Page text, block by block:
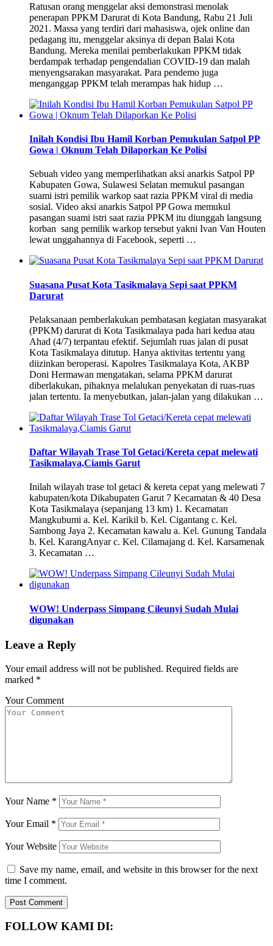
Ratusan orang menggelar aksi demonstrasi menolak
penerapan PPKM Darurat di Kota Bandung, Rabu 21 Juli
2021. Massa yang terdiri dari mahasiswa, ojek online dan
pedagang itu, menggelar aksinya di depan Balai Kota
Bandung. Mereka menilai pemberlakukan PPKM tidak
berdampak terhadap pengendalian COVID-19 dan malah
menyengsarakan masyarakat. Para pendemo juga
menganggap PPKM telah merampas hak hidup …
Inilah Kondisi Ibu Hamil Korban Pemukulan Satpol PP
Gowa | Oknum Telah Dilaporkan Ke Polisi
Sebuah video yang memperlihatkan aksi anarkis Satpol PP
Kabupaten Gowa, Sulawesi Selatan memukul pasangan
suami istri pemilik warkop saat razia PPKM viral di media
sosial. Video aksi anarkis Satpol PP Gowa memukul
pasangan suami istri saat razia PPKM itu diunggah langsung
korban sang pemilik warkop tersebut yakni Ivan Van Houten
lewat unggahannya di Facebook, seperti …
Suasana Pusat Kota Tasikmalaya Sepi saat PPKM
Darurat
Pelaksanaan pemberlakukan pembatasan kegiatan masyarakat
(PPKM) darurat di Kota Tasikmalaya pada hari kedua atau
Ahad (4/7) terpantau efektif. Sejumlah ruas jalan di pusat
Kota Tasikmalaya ditutup. Hanya aktivitas tertentu yang
diizinkan beroperasi. Kapolres Tasikmalaya Kota, AKBP
Doni Hermawan mengatakan, selama PPKM darurat
diberlakukan, pihaknya melalukan penyekatan di ruas-ruas
jalan tertentu. Ia menyebutkan, jalan-jalan yang dilakukan …
Daftar Wilayah Trase Tol Getaci/Kereta cepat melewati
Tasikmalaya,Ciamis Garut
Inilah wilayah trase tol getaci & kereta cepat yang melewati 7
kabupaten/kota Dikabupaten Garut 7 Kecamatan & 40 Desa
Kota Tasikmalaya (sepanjang 13 km) 1. Kecamatan
Mangkubumi a. Kel. Karikil b. Kel. Cigantang c. Kel.
Sambong Jaya 2. Kecamatan kawalu a. Kel. Gunung Tandala
b. Kel. KarangAnyar c. Kel. Cilamajang d. Kel. Karsamenak
3. Kecamatan …
WOW! Underpass Simpang Cileunyi Sudah Mulai
digunakan
Leave a Reply
Your email address will not be published. Required fields are
marked *
Your Comment
Your Name *
Your Email *
Your Website
Save my name, email, and website in this browser for the next
time I comment.
FOLLOW KAMI DI: